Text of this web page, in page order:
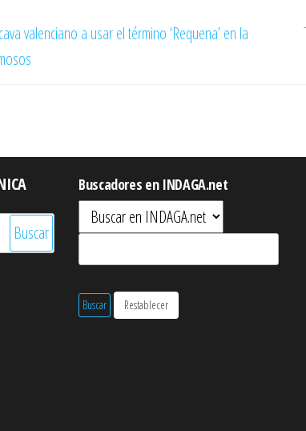
valenciano a usar el término ‘Requena’ en la
Buscadores en INDAGA.net